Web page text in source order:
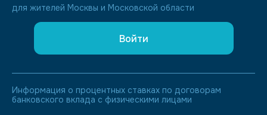
для жителей Москвы и Московской области
Войти
Информация о процентных ставках по договорам
банковского вклада с физическими лицами